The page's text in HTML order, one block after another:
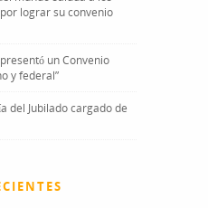
lograr su convenio
un Convenio
y federal”
del Jubilado cargado de